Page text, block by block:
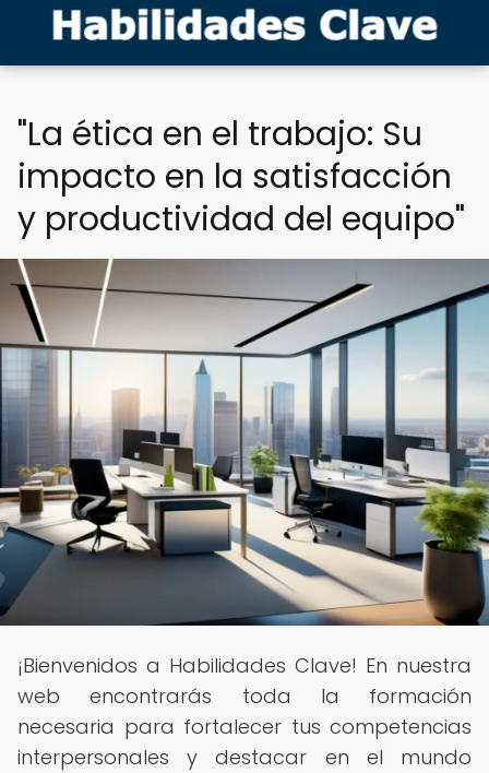
"La ética en el trabajo: Su
impacto en la satisfacción
y productividad del equipo"
¡Bienvenidos a Habilidades Clave! En nuestra
web encontrarás toda la formación
necesaria para fortalecer tus competencias
interpersonales y destacar en el mundo